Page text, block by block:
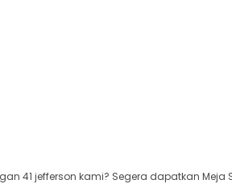
41 jefferson kami? Segera dapatkan